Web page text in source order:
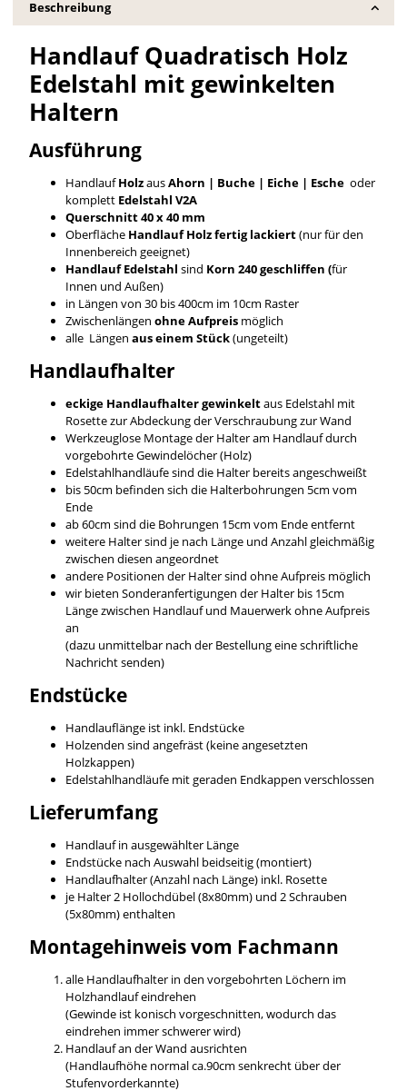
Beschreibung
Handlauf Quadratisch Holz
Edelstahl mit gewinkelten
Haltern
Ausführung
HandlaufHolzausAhorn | Buche | Eiche | Esche oder
komplett Edelstahl V2A
Querschnitt 40 x 40 mm
Oberfläche Handlauf Holz fertig lackiert(nur für den
Innenbereich geeignet)
Handlauf Edelstahl sind Korn 240 geschliffen (für
Innen und Außen)
in Längen von 30 bis 400cm im 10cm Raster
Zwischenlängen ohne Aufpreis möglich
alle Längen aus einem Stück(ungeteilt)
Handlaufhalter
eckige Handlaufhalter gewinkeltaus Edelstahl mit
Rosette zur Abdeckung der Verschraubung zur Wand
Werkzeuglose Montage der Halter am Handlauf durch
vorgebohrte Gewindelöcher (Holz)
Edelstahlhandläufe sind die Halter bereits angeschweißt
bis 50cm befinden sich die Halterbohrungen 5cm vom
Ende
ab 60cm sind die Bohrungen 15cm vom Ende entfernt
weitere Halter sind je nach Länge und Anzahl gleichmäßig
zwischen diesen angeordnet
andere Positionen der Halter sind ohne Aufpreis möglich
wir bieten Sonderanfertigungen der Halter bis 15cm
Länge zwischen Handlauf und Mauerwerk ohne Aufpreis
an
(dazu unmittelbar nach der Bestellung eine schriftliche
Nachricht senden)
Endstücke
Handlauflänge ist inkl. Endstücke
Holzenden sind angefräst (keine angesetzten
Holzkappen)
Edelstahlhandläufe mit geraden Endkappen verschlossen
Lieferumfang
Handlauf in ausgewählter Länge
Endstücke nach Auswahl beidseitig (montiert)
Handlaufhalter (Anzahl nach Länge) inkl. Rosette
je Halter 2 Hollochdübel (8x80mm) und 2 Schrauben
(5x80mm) enthalten
Montagehinweis vom Fachmann
alle Handlaufhalter in den vorgebohrten Löchern im
Holzhandlauf eindrehen
(Gewinde ist konisch vorgeschnitten, wodurch das
eindrehen immer schwerer wird)
Handlauf an der Wand ausrichten
(Handlaufhöhe normal ca.90cm senkrecht über der
Stufenvorderkannte)